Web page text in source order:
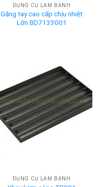
DỤNG CỤ LÀM BÁNH
Găng tay cao cấp chịu nhiệt
Lớn BD7133001
DỤNG CỤ LÀM BÁNH